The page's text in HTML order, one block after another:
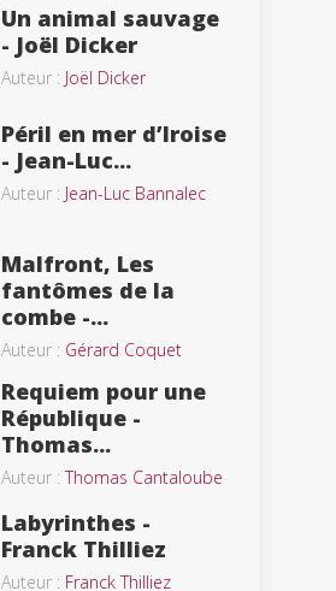
Un animal sauvage
- Joël Dicker
Auteur : Joël Dicker
Péril en mer d’Iroise
- Jean-Luc...
Auteur : Jean-Luc Bannalec
Malfront, Les
fantômes de la
combe -...
Auteur : Gérard Coquet
Requiem pour une
République -
Thomas...
Auteur :Thomas Cantaloube
Labyrinthes -
Franck Thilliez
Auteur : Franck Thilliez